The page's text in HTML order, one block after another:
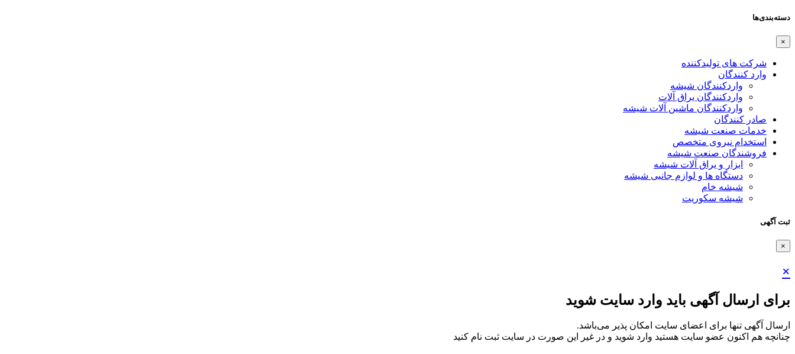
دسته‌بندی‌ها
×
شرکت های تولیدکننده
وارد کنندگان
واردکنندگان شیشه
واردکنندگان یراق آلات
واردکنندگان ماشین آلات شیشه
صادر کنندگان
خدمات صنعت شیشه
استخدام نیروی متخصص
فروشندگان صنعت شیشه
ابزار و یراق آلات شیشه
دستگاه ها و لوازم جانبی شیشه
شیشه خام
شیشه سکوریت
ثبت آگهی
×
×
برای ارسال آگهی باید وارد سایت شوید
ارسال آگهی تنها برای اعضای سایت امکان پذیر می‌باشد.
چنانچه هم‌ اکنون عضو سایت هستید وارد شوید و در غیر این صورت در سایت ثبت نام کنید